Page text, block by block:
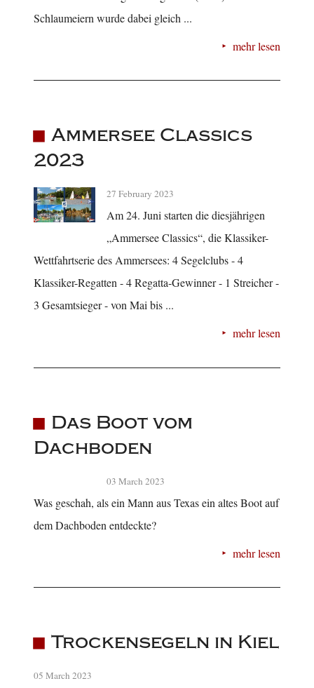
Schlaumeiern wurde dabei gleich ...
mehr lesen
Ammersee Classics
2023
27 February 2023
Am 24. Juni starten die diesjährigen
„Ammersee Classics“, die Klassiker-
Wettfahrtserie des Ammersees: 4 Segelclubs - 4
Klassiker-Regatten - 4 Regatta-Gewinner - 1 Streicher -
3 Gesamtsieger - von Mai bis ...
mehr lesen
Das Boot vom
Dachboden
03 March 2023
Was geschah, als ein Mann aus Texas ein altes Boot auf
dem Dachboden entdeckte?
mehr lesen
Trockensegeln in Kiel
05 March 2023